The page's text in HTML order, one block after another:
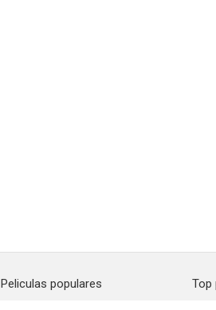
Peliculas populares
Top